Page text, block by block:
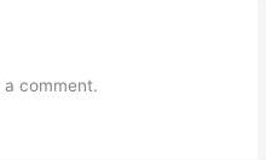
comment.